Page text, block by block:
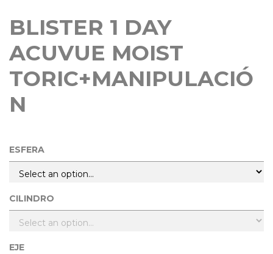
BLISTER 1 DAY
ACUVUE MOIST
TORIC+MANIPULACIÓ
N
ESFERA
CILINDRO
EJE